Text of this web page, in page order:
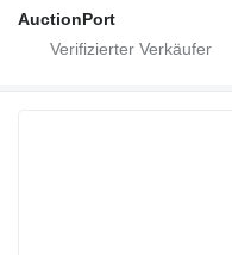
AuctionPort